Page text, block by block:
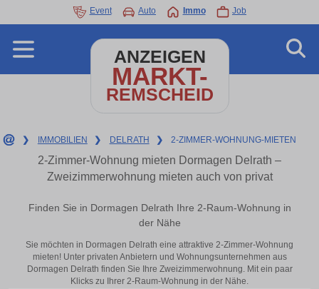
Event Auto Immo Job
ANZEIGEN
MARKT-
REMSCHEID
❯ IMMOBILIEN ❯ DELRATH ❯ 2-ZIMMER-WOHNUNG-MIETEN
2-Zimmer-Wohnung mieten Dormagen Delrath –
Zweizimmerwohnung mieten auch von privat
Finden Sie in Dormagen Delrath Ihre 2-Raum-Wohnung in
der Nähe
Sie möchten in Dormagen Delrath eine attraktive 2-Zimmer-Wohnung
mieten! Unter privaten Anbietern und Wohnungsunternehmen aus
Dormagen Delrath finden Sie Ihre Zweizimmerwohnung. Mit ein paar
Klicks zu Ihrer 2-Raum-Wohnung in der Nähe.